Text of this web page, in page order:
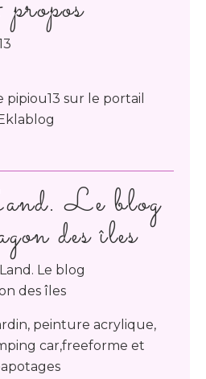
Le blog
des îles
peinture acrylique,
car,freeforme et
pipiou13 sur le portail